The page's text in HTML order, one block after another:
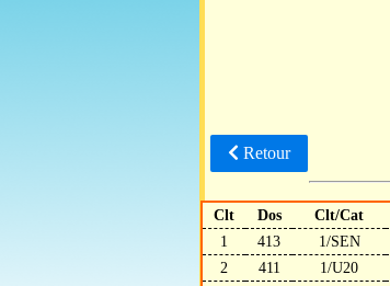
Retour
Clt Dos Clt/Cat
1
413 1/SEN
2
411 1/U20